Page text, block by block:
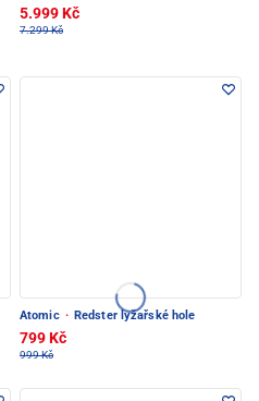
5.999 Kč
7.299 Kč
Atomic · Redster lyžařské hole
799 Kč
999 Kč